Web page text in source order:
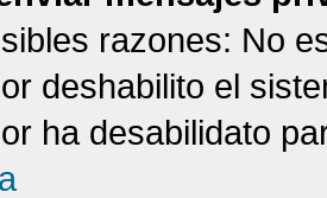
razones: No
deshabilito el
ha desabilidato